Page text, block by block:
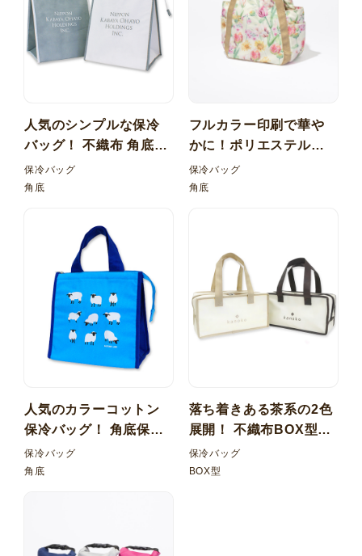
人気のシンプルな保冷
バッグ！ 不織布 角底保
冷バッグ
保冷バッグ
角底
フルカラー印刷で華や
かに！ポリエステル帆
布 保冷バッグ
保冷バッグ
角底
人気のカラーコットン
保冷バッグ！ 角底保冷
バッグ
保冷バッグ
角底
落ち着きある茶系の2色
展開！ 不織布BOX型保
冷バッグ
保冷バッグ
BOX型